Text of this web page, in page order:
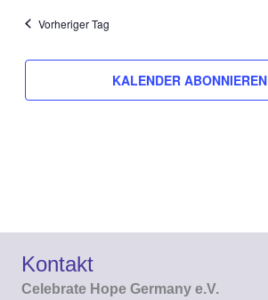
Vorheriger Tag
KALENDER ABONNIEREN
Kontakt
Celebrate Hope Germany e.V.